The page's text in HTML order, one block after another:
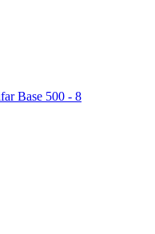
Base 500 - 8